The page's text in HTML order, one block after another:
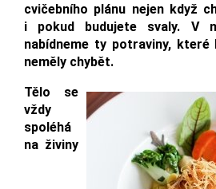
cvičebního plánu nejen když
i pokud budujete svaly. V
nabídneme ty potraviny, které
neměly chybět.
Tělo se
vždy
spoléhá
na živiny